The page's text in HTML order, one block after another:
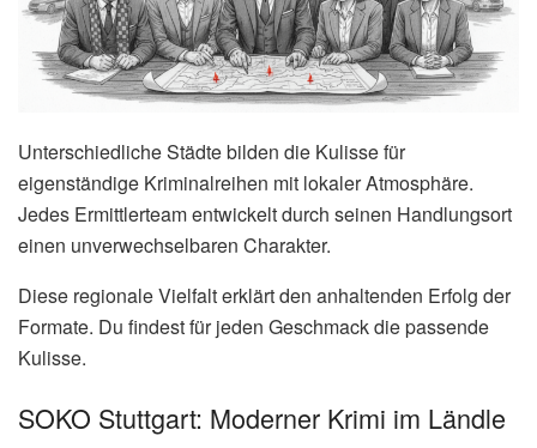
Unterschiedliche Städte bilden die Kulisse für
eigenständige Kriminalreihen mit lokaler Atmosphäre.
Jedes Ermittlerteam entwickelt durch seinen Handlungsort
einen unverwechselbaren Charakter.
Diese regionale Vielfalt erklärt den anhaltenden Erfolg der
Formate. Du findest für jeden Geschmack die passende
Kulisse.
SOKO Stuttgart: Moderner Krimi im Ländle